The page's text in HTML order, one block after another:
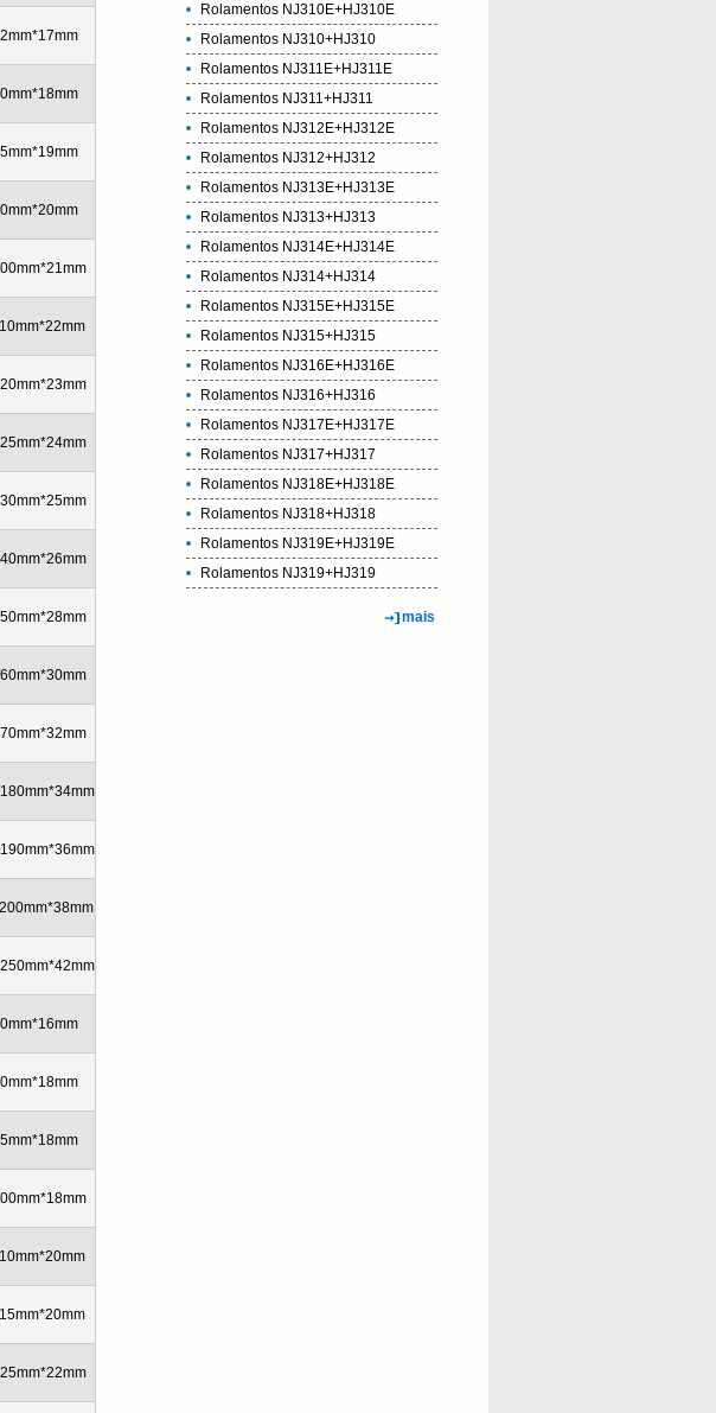
Rolamentos NJ310E+HJ310E
Rolamentos NJ310+HJ310
Rolamentos NJ311E+HJ311E
Rolamentos NJ311+HJ311
Rolamentos NJ312E+HJ312E
Rolamentos NJ312+HJ312
Rolamentos NJ313E+HJ313E
Rolamentos NJ313+HJ313
Rolamentos NJ314E+HJ314E
Rolamentos NJ314+HJ314
Rolamentos NJ315E+HJ315E
Rolamentos NJ315+HJ315
Rolamentos NJ316E+HJ316E
Rolamentos NJ316+HJ316
Rolamentos NJ317E+HJ317E
Rolamentos NJ317+HJ317
Rolamentos NJ318E+HJ318E
Rolamentos NJ318+HJ318
Rolamentos NJ319E+HJ319E
Rolamentos NJ319+HJ319
mais